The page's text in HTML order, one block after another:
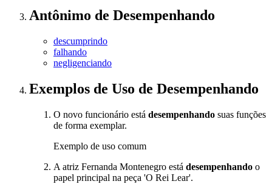
Antônimo de Desempenhando
descumprindo
falhando
negligenciando
Exemplos de Uso de Desempenhando
O novo funcionário está desempenhando suas funções
de forma exemplar.
Exemplo de uso comum
A atriz Fernanda Montenegro está desempenhando o
papel principal na peça 'O Rei Lear'.